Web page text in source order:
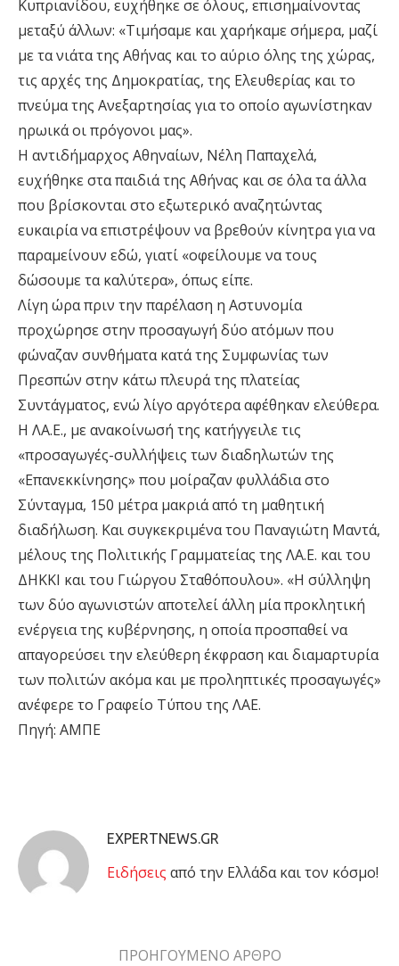
Κυπριανίδου, ευχήθηκε σε όλους, επισημαίνοντας
μεταξύ άλλων: «Τιμήσαμε και χαρήκαμε σήμερα, μαζί
με τα νιάτα της Αθήνας και το αύριο όλης της χώρας,
τις αρχές της Δημοκρατίας, της Ελευθερίας και το
πνεύμα της Ανεξαρτησίας για το οποίο αγωνίστηκαν
ηρωικά οι πρόγονοι μας».
Η αντιδήμαρχος Αθηναίων, Νέλη Παπαχελά,
ευχήθηκε στα παιδιά της Αθήνας και σε όλα τα άλλα
που βρίσκονται στο εξωτερικό αναζητώντας
ευκαιρία να επιστρέψουν να βρεθούν κίνητρα για να
παραμείνουν εδώ, γιατί «οφείλουμε να τους
δώσουμε τα καλύτερα», όπως είπε.
Λίγη ώρα πριν την παρέλαση η Αστυνομία
προχώρησε στην προσαγωγή δύο ατόμων που
φώναζαν συνθήματα κατά της Συμφωνίας των
Πρεσπών στην κάτω πλευρά της πλατείας
Συντάγματος, ενώ λίγο αργότερα αφέθηκαν ελεύθερα.
Η ΛΑ.Ε., με ανακοίνωσή της κατήγγειλε τις
«προσαγωγές-συλλήψεις των διαδηλωτών της
«Επανεκκίνησης» που μοίραζαν φυλλάδια στο
Σύνταγμα, 150 μέτρα μακριά από τη μαθητική
διαδήλωση. Και συγκεκριμένα του Παναγιώτη Μαντά,
μέλους της Πολιτικής Γραμματείας της ΛΑ.Ε. και του
ΔΗΚΚΙ και του Γιώργου Σταθόπουλου». «Η σύλληψη
των δύο αγωνιστών αποτελεί άλλη μία προκλητική
ενέργεια της κυβέρνησης, η οποία προσπαθεί να
απαγορεύσει την ελεύθερη έκφραση και διαμαρτυρία
των πολιτών ακόμα και με προληπτικές προσαγωγές»
ανέφερε το Γραφείο Τύπου της ΛΑΕ.
Πηγή: ΑΜΠΕ
EXPERTNEWS.GR
Eιδήσεις από την Ελλάδα και τον κόσμο!
ΠΡΟΗΓΟΥΜΕΝΟ ΑΡΘΡΟ